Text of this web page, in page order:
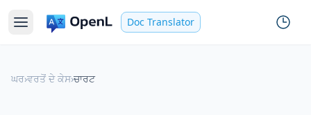
Doc Translator
ਘਰ›ਵਰਤੋਂ ਦੇ ਕੇਸ›ਚਾਰਟ